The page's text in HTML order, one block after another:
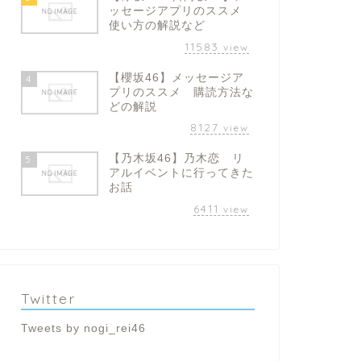
ッセージアプリのススメ
使い方の解説など
11583 view
4
【櫻坂46】メッセージア
プリのススメ 購読方法な
どの解説
8127 view
5
【乃木坂46】乃木恋 リ
アルイベントに行ってきた
お話
6411 view
Twitter
Tweets by nogi_rei46